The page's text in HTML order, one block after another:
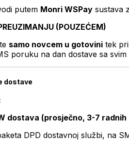
putem Monri WSPay sustava
(POUZEĆEM)
samo novcem u gotovini tek
poruku na dan dostave sa svim
dostave
dostava (prosječno, 3-7 radnih
DPD dostavnoj službi, na